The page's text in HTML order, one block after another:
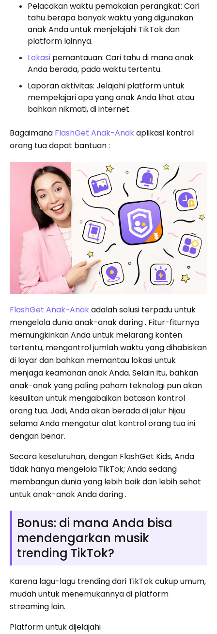
Pelacakan waktu pemakaian perangkat: Cari
tahu berapa banyak waktu yang digunakan
anak Anda untuk menjelajahi TikTok dan
platform lainnya.
Lokasi pemantauan: Cari tahu di mana anak
Anda berada, pada waktu tertentu.
Laporan aktivitas: Jelajahi platform untuk
mempelajari apa yang anak Anda lihat atau
bahkan nikmati, di internet.
Bagaimana FlashGet Anak-Anakaplikasi kontrol
orang tua dapat bantuan :
FlashGet Anak-Anakadalah solusi terpadu untuk
mengelola dunia anak-anak daring . Fitur-fiturnya
memungkinkan Anda untuk melarang konten
tertentu, mengontrol jumlah waktu yang dihabiskan
di layar dan bahkan memantau lokasi untuk
menjaga keamanan anak Anda. Selain itu, bahkan
anak-anak yang paling paham teknologi pun akan
kesulitan untuk mengabaikan batasan kontrol
orang tua. Jadi, Anda akan berada di jalur hijau
selama Anda mengatur alat kontrol orang tua ini
dengan benar.
Secara keseluruhan, dengan FlashGet Kids, Anda
tidak hanya mengelola TikTok; Anda sedang
membangun dunia yang lebih baik dan lebih sehat
untuk anak-anak Anda daring .
Bonus: di mana Anda bisa
mendengarkan musik
trending TikTok?
Karena lagu-lagu trending dari TikTok cukup umum,
mudah untuk menemukannya di platform
streaming lain.
Platform untuk dijelajahi